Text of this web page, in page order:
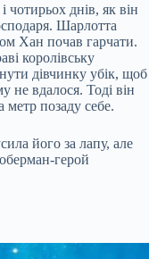
чотирьох днів, як він
Шарлотта
Хан почав гарчати.
королівську
дівчинку убік, щоб
не вдалося. Тоді він
метр позаду себе.
його за лапу, але
герой